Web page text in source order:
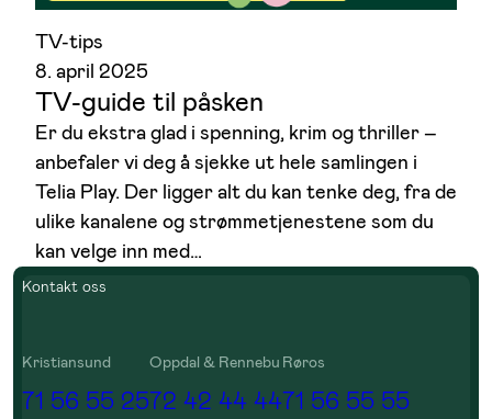
TV-tips
8. april 2025
TV-guide til påsken
Er du ekstra glad i spenning, krim og thriller –
anbefaler vi deg å sjekke ut hele samlingen i
Telia Play. Der ligger alt du kan tenke deg, fra de
ulike kanalene og strømmetjenestene som du
kan velge inn med…
Kontakt oss
Kristiansund
71 56 55 25
Oppdal & Rennebu
72 42 44 44
Røros
71 56 55 55